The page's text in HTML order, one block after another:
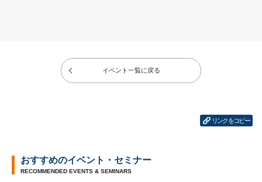
イベント一覧に戻る
リンクをコピー
おすすめのイベント・セミナー
RECOMMENDED EVENTS & SEMINARS